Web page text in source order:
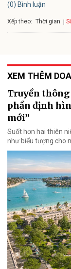
(0) Bình luận
Xếp theo: Thời gian
XEM THÊM
Truyền thông
phần định
mới”
Suốt hơn hai thiên
như biểu tượng cho